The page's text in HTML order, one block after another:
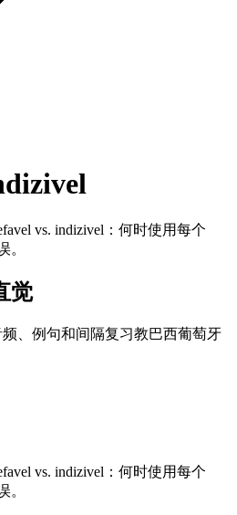
vs. indizivel：何时使用每个
。
觉
、例句和间隔复习教巴西葡萄牙
vs. indizivel：何时使用每个
。